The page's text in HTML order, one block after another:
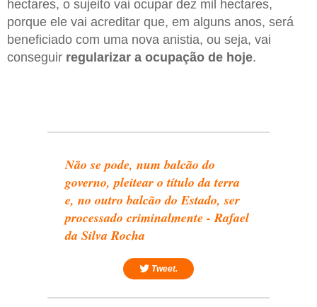
hectares, o sujeito vai ocupar dez mil hectares,
porque ele vai acreditar que, em alguns anos, será
beneficiado com uma nova anistia, ou seja, vai
conseguir regularizar a ocupação de hoje.
Não se pode, num balcão do
governo, pleitear o título da terra
e, no outro balcão do Estado, ser
processado criminalmente - Rafael
da Silva Rocha
Tweet.